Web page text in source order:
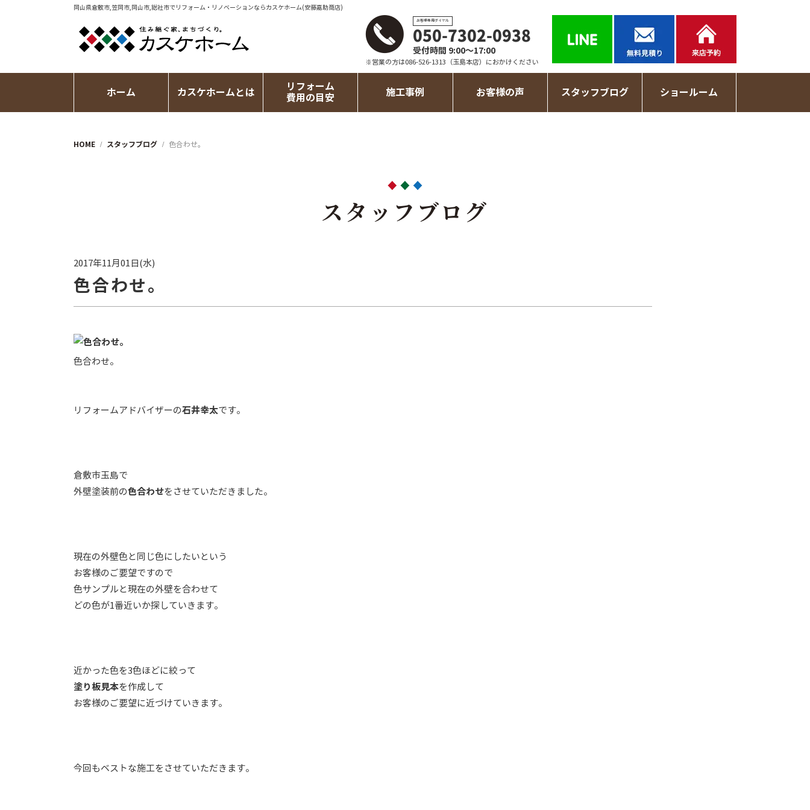
岡山県倉敷市,笠岡市,岡山市,総社市でリフォーム・リノベーションならカスケホーム(安藤嘉助商店)
お客様専用ダイヤル
050-7302-0938
受付時間 9:00～17:00
※営業の方は086-526-1313（玉島本店）におかけください
ホーム カスケホームとは
リフォーム
費用の目安
施工事例 お客様の声 スタッフブログ ショールーム
HOME スタッフブログ 色合わせ。
スタッフブログ
2017年11月01日(水)
色合わせ。
色合わせ。
リフォームアドバイザーの石井幸太です。
倉敷市玉島で
外壁塗装前の色合わせをさせていただきました。
現在の外壁色と同じ色にしたいという
お客様のご要望ですので
色サンプルと現在の外壁を合わせて
どの色が1番近いか探していきます。
近かった色を3色ほどに絞って
塗り板見本を作成して
お客様のご要望に近づけていきます。
今回もベストな施工をさせていただきます。